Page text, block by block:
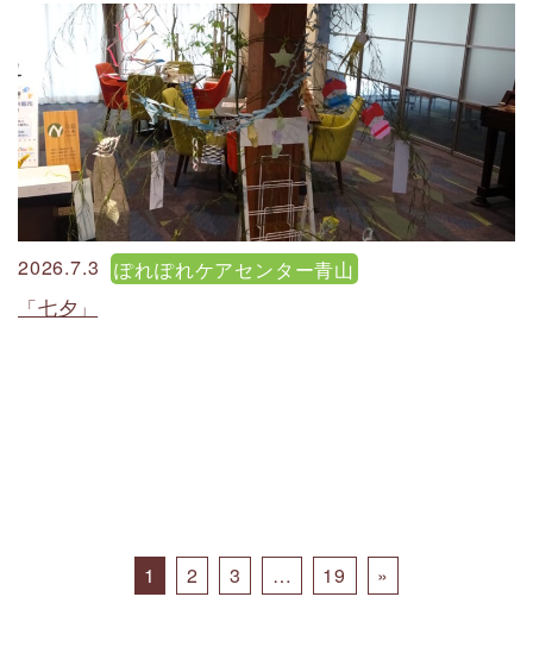
2026.7.3
ぽれぽれケアセンター青山
「七夕」
Posts navigation
1 2 3 … 19 »